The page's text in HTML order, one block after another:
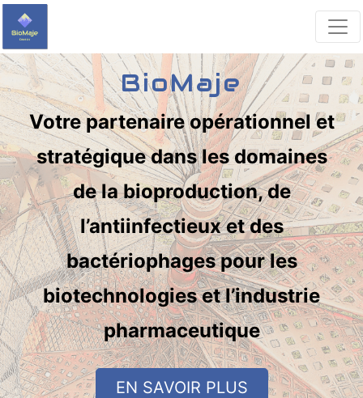
BioMaje
Votre partenaire opérationnel et
stratégique dans les domaines
de la bioproduction, de
l’antiinfectieux et des
bactériophages pour les
biotechnologies et l’industrie
pharmaceutique
EN SAVOIR PLUS